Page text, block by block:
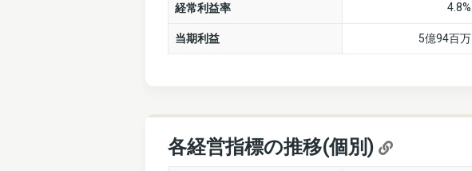
経常利益率 4.8%
当期利益 5億94百万
各経営指標の推移(個別)